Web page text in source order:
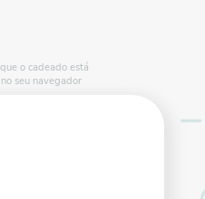
o cadeado está
seu navegador